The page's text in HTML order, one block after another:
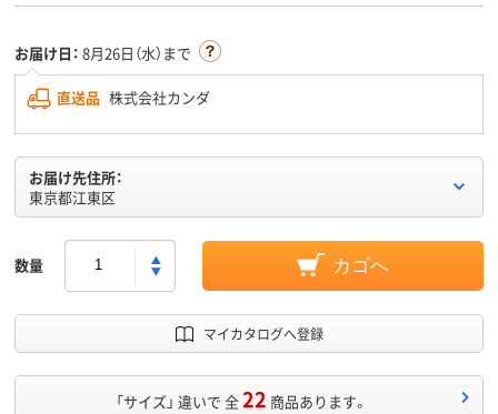
お届け日： 8月26日（水）まで
直送品 株式会社カンダ
お届け先住所：
東京都江東区
数量 カゴへ
マイカタログへ登録
「サイズ」 違いで 全22 商品あります。